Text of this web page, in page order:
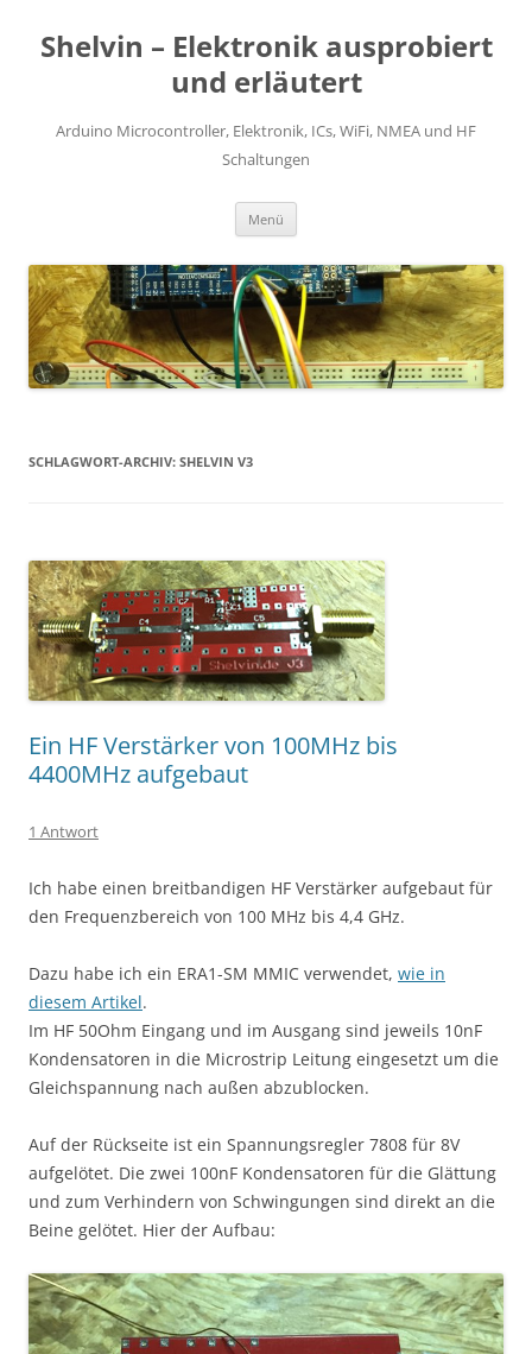
springen
Shelvin – Elektronik ausprobiert
und erläutert
Arduino Microcontroller, Elektronik, ICs, WiFi, NMEA und HF
Schaltungen
Menü
SCHLAGWORT-ARCHIV: SHELVIN V3
Ein HF Verstärker von 100MHz bis
4400MHz aufgebaut
1 Antwort
Ich habe einen breitbandigen HF Verstärker aufgebaut für
den Frequenzbereich von 100 MHz bis 4,4 GHz.
Dazu habe ich ein ERA1-SM MMIC verwendet, wie in
diesem Artikel.
Im HF 50Ohm Eingang und im Ausgang sind jeweils 10nF
Kondensatoren in die Microstrip Leitung eingesetzt um die
Gleichspannung nach außen abzublocken.
Auf der Rückseite ist ein Spannungsregler 7808 für 8V
aufgelötet. Die zwei 100nF Kondensatoren für die Glättung
und zum Verhindern von Schwingungen sind direkt an die
Beine gelötet. Hier der Aufbau: